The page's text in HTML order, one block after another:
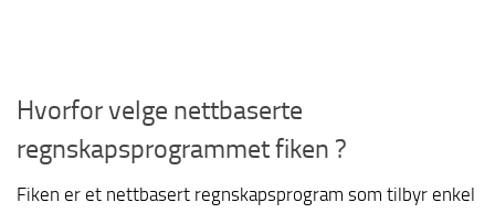
Hvorfor velge nettbaserte
regnskapsprogrammet fiken ?
Fiken er et nettbasert regnskapsprogram som tilbyr enkel